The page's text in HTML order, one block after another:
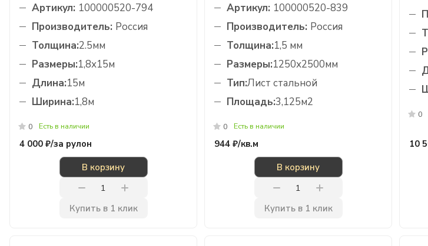
Артикул: 100000520-794
Производитель: Россия
Толщина:2.5мм
Размеры:1,8х15м
Длина:15м
Ширина:1,8м
0 Есть в наличии
4 000 ₽/за рулон
В корзину
Купить в 1 клик
Артикул: 100000520-839
Производитель: Россия
Толщина:1,5 мм
Размеры:1250х2500мм
Тип:Лист стальной
Площадь:3,125м2
0 Есть в наличии
944 ₽/кв.м
В корзину
Купить в 1 клик
0
10